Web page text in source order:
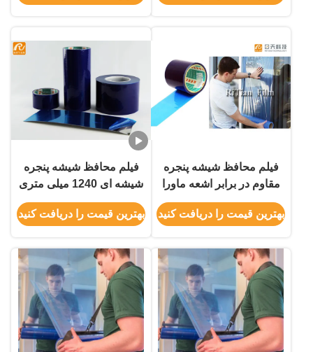
فیلم محافظ شیشه پنجره
مقاوم در برابر اشعه ماورا
بنفش
بهترین قیمت را دریافت کنید
فیلم محافظ شیشه پنجره
شیشه ای 1240 میلی متری
ضد شفاف
بهترین قیمت را دریافت کنید